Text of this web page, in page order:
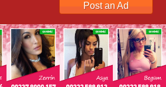
Post an Ad